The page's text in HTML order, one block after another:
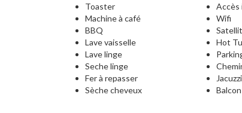
Toaster
Machine à café
BBQ
Lave vaisselle
Lave linge
Seche linge
Fer à repasser
Sèche cheveux
Wifi
Hot
Jacuzzi
Balcon